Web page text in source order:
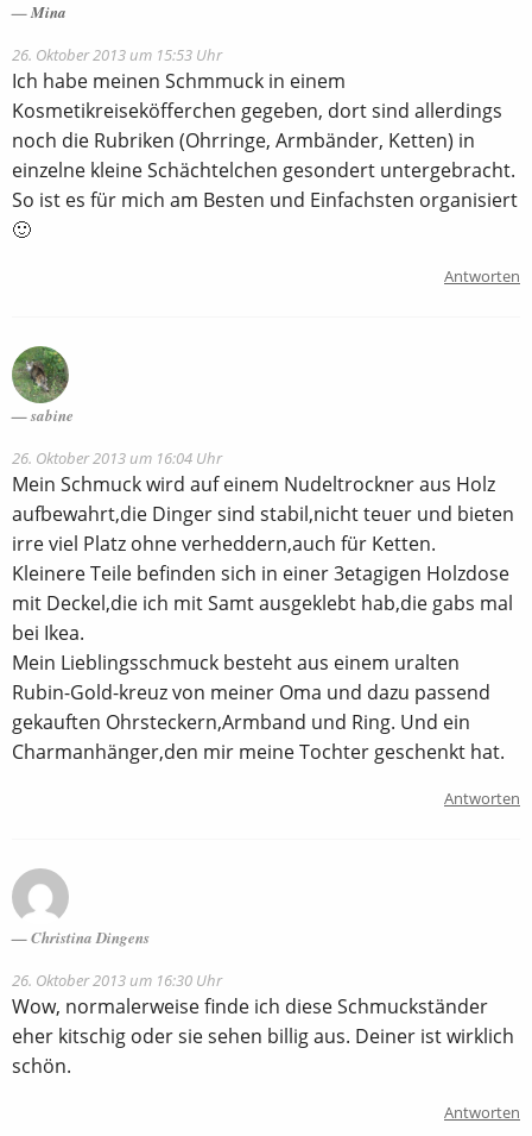
Mina
26. Oktober 2013 um 15:53 Uhr
Ich habe meinen Schmmuck in einem
Kosmetikreiseköfferchen gegeben, dort sind allerdings
noch die Rubriken (Ohrringe, Armbänder, Ketten) in
einzelne kleine Schächtelchen gesondert untergebracht.
So ist es für mich am Besten und Einfachsten organisiert
🙂
Antworten
sabine
26. Oktober 2013 um 16:04 Uhr
Mein Schmuck wird auf einem Nudeltrockner aus Holz
aufbewahrt,die Dinger sind stabil,nicht teuer und bieten
irre viel Platz ohne verheddern,auch für Ketten.
Kleinere Teile befinden sich in einer 3etagigen Holzdose
mit Deckel,die ich mit Samt ausgeklebt hab,die gabs mal
bei Ikea.
Mein Lieblingsschmuck besteht aus einem uralten
Rubin-Gold-kreuz von meiner Oma und dazu passend
gekauften Ohrsteckern,Armband und Ring. Und ein
Charmanhänger,den mir meine Tochter geschenkt hat.
Antworten
Christina Dingens
26. Oktober 2013 um 16:30 Uhr
Wow, normalerweise finde ich diese Schmuckständer
eher kitschig oder sie sehen billig aus. Deiner ist wirklich
schön.
Antworten